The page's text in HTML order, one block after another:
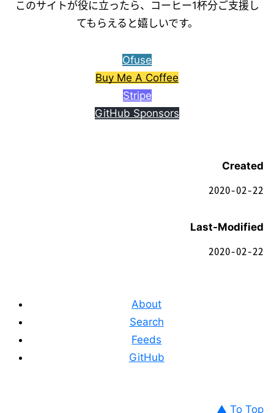
このサイトが役に立ったら、コーヒー1杯分ご支援し
てもらえると嬉しいです。
Ofuse
Buy Me A Coffee
Stripe
GitHub Sponsors
Created
2020-02-22
Last-Modified
2020-02-22
About
Search
Feeds
GitHub
▲ To Top